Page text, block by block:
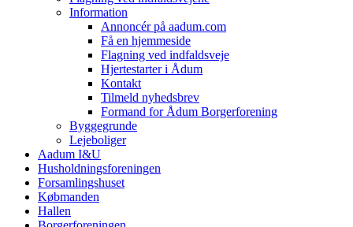
Information
Annoncér på aadum.com
Få en hjemmeside
Flagning ved indfaldsveje
Hjertestarter i Ådum
Kontakt
Tilmeld nyhedsbrev
Formand for Ådum Borgerforening
Byggegrunde
Lejeboliger
Aadum I&U
Husholdningsforeningen
Forsamlingshuset
Købmanden
Hallen